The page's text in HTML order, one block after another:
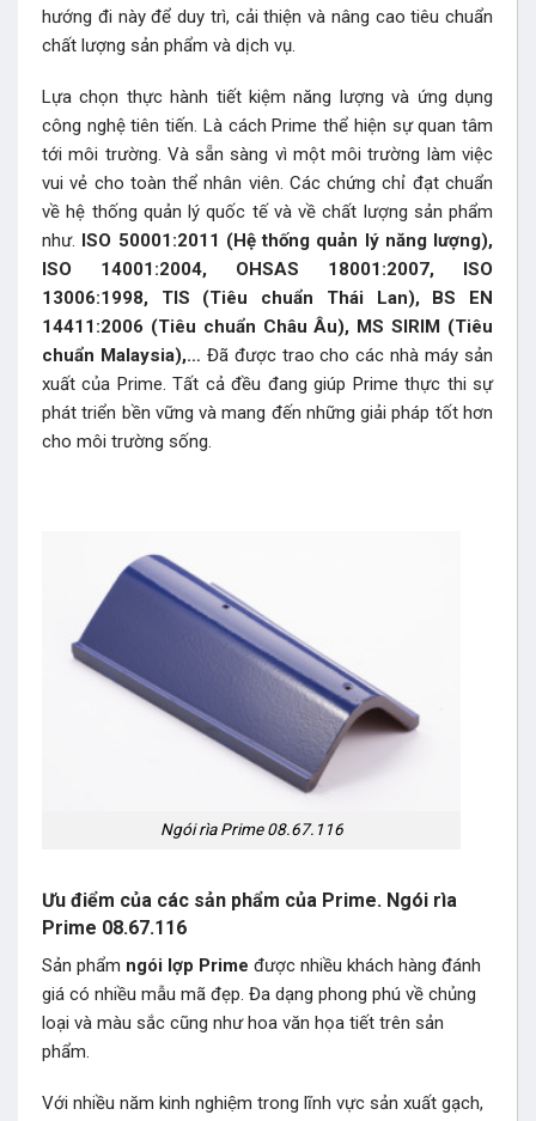
hướng đi này để duy trì, cải thiện và nâng cao tiêu chuẩn
chất lượng sản phẩm và dịch vụ.
Lựa chọn thực hành tiết kiệm năng lượng và ứng dụng
công nghệ tiên tiến. Là cách Prime thể hiện sự quan tâm
tới môi trường. Và sẵn sàng vì một môi trường làm việc
vui vẻ cho toàn thể nhân viên. Các chứng chỉ đạt chuẩn
về hệ thống quản lý quốc tế và về chất lượng sản phẩm
như. ISO 50001:2011 (Hệ thống quản lý năng lượng),
ISO 14001:2004, OHSAS 18001:2007, ISO
13006:1998, TIS (Tiêu chuẩn Thái Lan), BS EN
14411:2006 (Tiêu chuẩn Châu Âu), MS SIRIM (Tiêu
chuẩn Malaysia),… Đã được trao cho các nhà máy sản
xuất của Prime. Tất cả đều đang giúp Prime thực thi sự
phát triển bền vững và mang đến những giải pháp tốt hơn
cho môi trường sống.
Ngói rìa Prime 08.67.116
Ưu điểm của các sản phẩm của Prime. Ngói rìa
Prime 08.67.116
Sản phẩm ngói lợp Prime được nhiều khách hàng đánh
giá có nhiều mẫu mã đẹp. Đa dạng phong phú về chủng
loại và màu sắc cũng như hoa văn họa tiết trên sản
phẩm.
Với nhiều năm kinh nghiệm trong lĩnh vực sản xuất gạch,